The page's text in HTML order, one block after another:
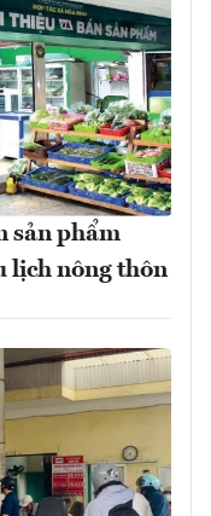
sản phẩm
lịch nông thôn